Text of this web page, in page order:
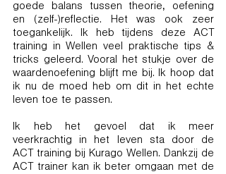
goede balans tussen theorie, oefening
en (zelf-)reflectie. Het was ook zeer
toegankelijk. Ik heb tijdens deze ACT
training in Wellen veel praktische tips &
tricks geleerd. Vooral het stukje over de
waardenoefening blijft me bij. Ik hoop dat
ik nu de moed heb om dit in het echte
leven toe te passen.
Ik heb het gevoel dat ik meer
veerkrachtig in het leven sta door de
ACT training bij Kurago Wellen. Dankzij de
ACT trainer kan ik beter omgaan met de